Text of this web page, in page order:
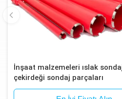
SK6L146, K2-101,
TS116, CHD101
İnşaat malzemeleri ıslak
çekirdeği sondaj parçaları